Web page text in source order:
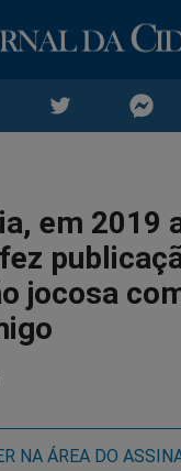
no
Twitter
no
em 2019
jocosa
NA ÁREA DO